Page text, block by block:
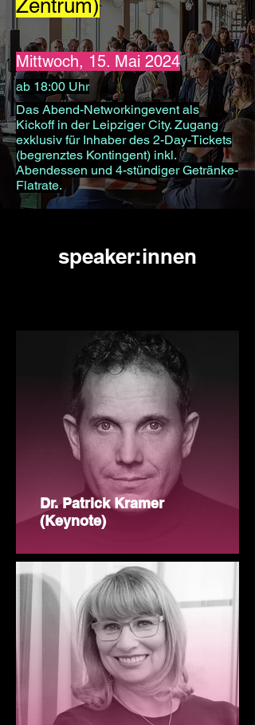
Zentrum)
Mittwoch, 15. Mai 2024
ab 18:00 Uhr
Das Abend-Networkingevent als
Kickoff in der Leipziger City. Zugang
exklusiv für Inhaber des 2-Day-Tickets
(begrenztes Kontingent) inkl.
Abendessen und 4-stündiger Getränke-
Flatrate.
speaker:innen
Dr. Patrick Kramer
(Keynote)